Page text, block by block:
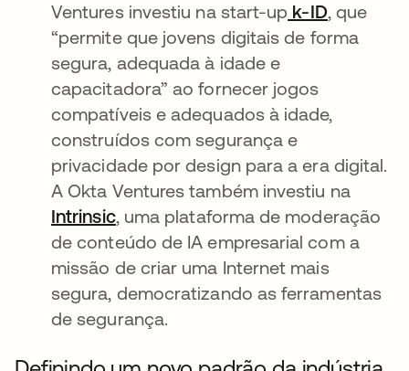
Ventures investiu na start-up k-IDabre em
, que
“permite que jovens digitais de forma
segura, adequada à idade e
capacitadora” ao fornecer jogos
compatíveis e adequados à idade,
construídos com segurança e
privacidade por design para a era digital.
A Okta Ventures também investiu na
Intrinsicabre em uma nova guia
, uma plataforma de moderação
de conteúdo de IA empresarial com a
missão de criar uma Internet mais
segura, democratizando as ferramentas
de segurança.